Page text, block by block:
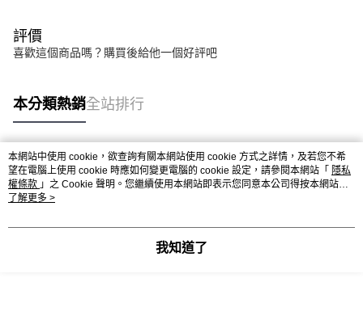
評價
喜歡這個商品嗎？購買後給他一個好評吧
本分類熱銷全站排行
熱門標籤
本網站中使用 cookie，欲查詢有關本網站使用 cookie 方式之詳情，及若您不希
望在電腦上使用 cookie 時應如何變更電腦的 cookie 設定，請參閱本網站「 隱私
權條款 」之 Cookie 聲明。您繼續使用本網站即表示您同意本公司得按本網站使
用條款之 Cookie 聲明使用 cookie。
了解更多 >
我知道了